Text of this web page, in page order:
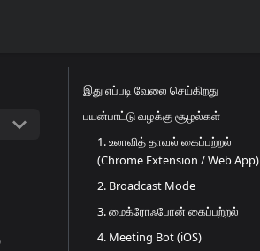
இது எப்படி வேலை செய்கிறது
பயன்பாட்டு வழக்கு சூழல்கள்
1. உலாவித் தாவல் கைப்பற்றல்
(Chrome Extension / Web App)
2. Broadcast Mode
3. மைக்ரோஃபோன் கைப்பற்றல்
4. Meeting Bot (iOS)